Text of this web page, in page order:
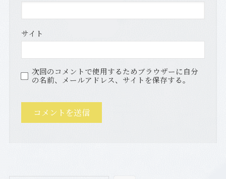
サイト
次回のコメントで使用するためブラウザーに自分
の名前、メールアドレス、サイトを保存する。